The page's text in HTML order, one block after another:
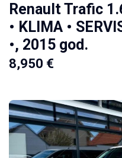
Renault Trafic
• KLIMA •
•, 2015 god.
8,950 €